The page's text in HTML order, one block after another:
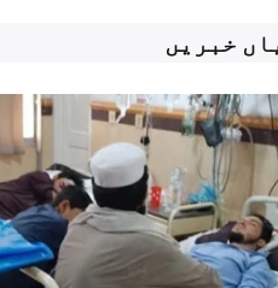
خبریں